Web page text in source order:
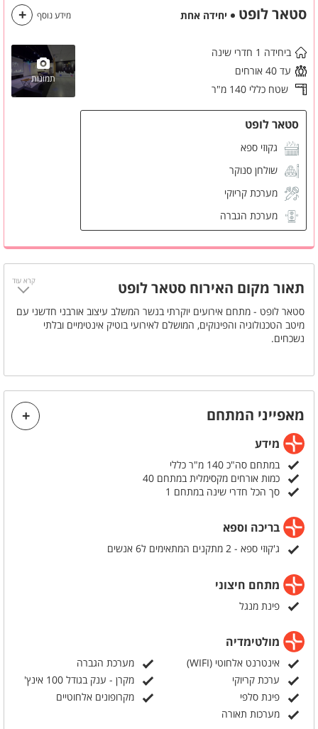
סטאר לופט יחידה אחת
תמונות
ביחידה 1 חדרי שינה
עד 40 אורחים
שטח כללי 140 מ"ר
סטאר לופט
גקוזי ספא
שולחן סנוקר
מערכת קריוקי
מערכת הגברה
מזגן
מידע נוסף
תאור מקום האירוח סטאר לופט
סטאר לופט - מתחם אירועים יוקרתי בנשר המשלב עיצוב אורבני חדשני עם
מיטב הטכנולוגיה והפינוקים, המושלם לאירועי בוטיק אינטימיים ובלתי
נשכחים.
תשומת לב לכל פרט ופרט שיהפוך את החוויה שלכם למושלמת. צוות המקום
המקצועי והמסור שלנו ילווה אתכם משלב התכנון ועד לרגע האחרון, כדי
והעיצוב המוקפד יוצרים את המסגרת המושלמת לאירוע הבלתי נשכח
שלכם.
קרא עוד
מאפייני המתחם
מידע
במתחם סה"כ 140 מ"ר כללי
כמות אורחים מקסימלית במתחם 40
סך הכל חדרי שינה במתחם 1
בריכה וספא
ג'קוזי ספא - 2 מתקנים המתאימים ל6 אנשים
מתחם חיצוני
פינת מנגל
מולטימדיה
אינטרנט אלחוטי (WIFI)
מערכת הגברה
ערכת קריוקי
מקרן - ענק בגודל 100 אינץ'
פינת סלפי
מקרופונים אלחוטיים
מערכות תאורה